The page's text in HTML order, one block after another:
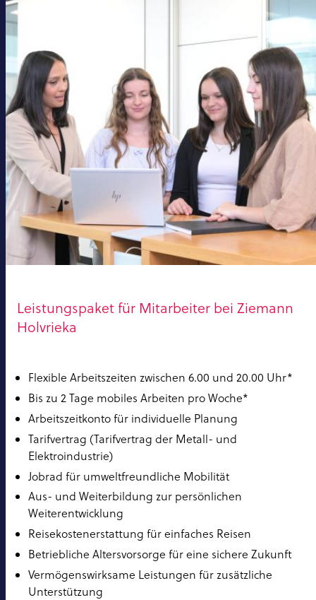
Leistungspaket für Mitarbeiter bei Ziemann
Holvrieka
Flexible Arbeitszeiten zwischen 6.00 und 20.00 Uhr*
Bis zu 2 Tage mobiles Arbeiten pro Woche*
Arbeitszeitkonto für individuelle Planung
Tarifvertrag (Tarifvertrag der Metall- und
Elektroindustrie)
Jobrad für umweltfreundliche Mobilität
Aus- und Weiterbildung zur persönlichen
Weiterentwicklung
Reisekostenerstattung für einfaches Reisen
Betriebliche Altersvorsorge für eine sichere Zukunft
Vermögenswirksame Leistungen für zusätzliche
Unterstützung